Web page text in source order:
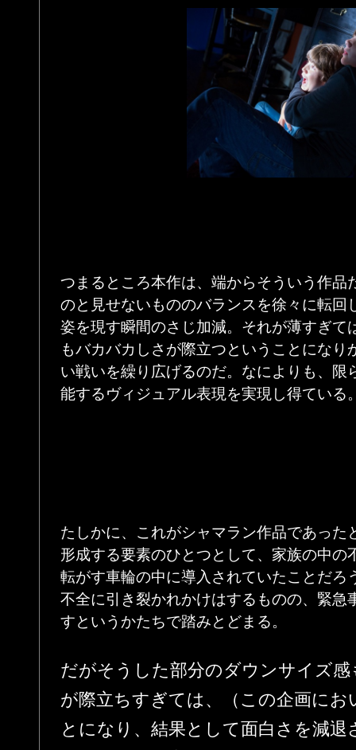
つまるところ本作は、端からそういう作品
のと見せないもののバランスを徐々に転回
姿を現す瞬間のさじ加減。それが薄すぎて
もバカバカしさが際立つということになり
い戦いを繰り広げるのだ。なによりも、限
能するヴィジュアル表現を実現し得ている
たしかに、これがシャマラン作品であった
形成する要素のひとつとして、家族の中の
転がす車輪の中に導入されていたことだろ
不全に引き裂かれかけはするものの、緊急
すというかたちで踏みとどまる。
だがそうした部分のダウンサイズ
が際立ちすぎては、（この企画に
とになり、結果として面白さを減